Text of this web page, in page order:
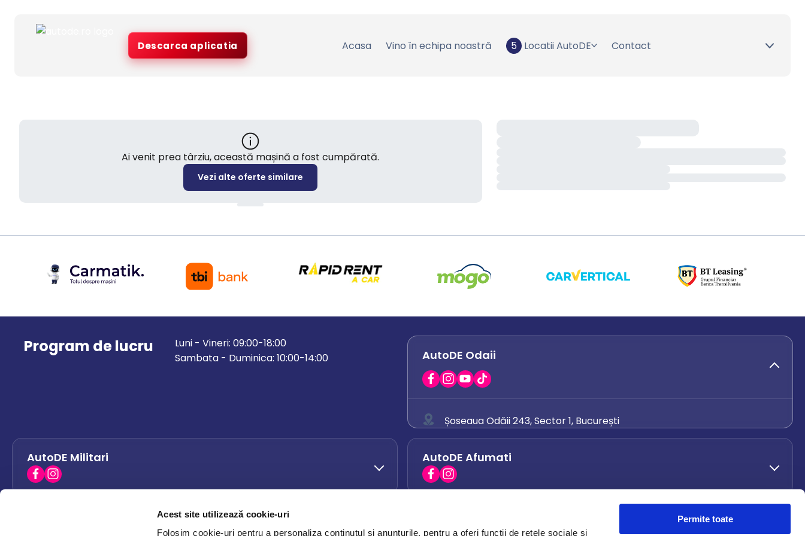
Acest site utilizează cookie-uri
Folosim cookie-uri pentru a personaliza conținutul și anunțurile, pentru a oferi funcții de rețele sociale și
Permite toate
Descarca aplicatia Acasa Vino în echipa noastră 5 Locatii AutoDE Contact
Ai venit prea târziu, această mașină a fost cumpărată.
Vezi alte oferte similare
Program de lucru
Luni - Vineri: 09:00-18:00
Sambata - Duminica: 10:00-14:00
AutoDE Odaii
Șoseaua Odăii 243, Sector 1, București
0742 444 194
office.odaii@autode.ro
AutoDE Militari AutoDE Afumati